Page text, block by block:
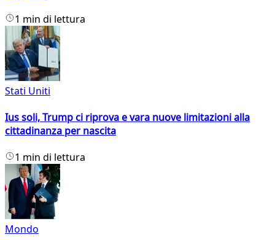
1 min di lettura
Stati Uniti
Ius soli, Trump ci riprova e vara nuove limitazioni alla
cittadinanza per nascita
1 min di lettura
Mondo